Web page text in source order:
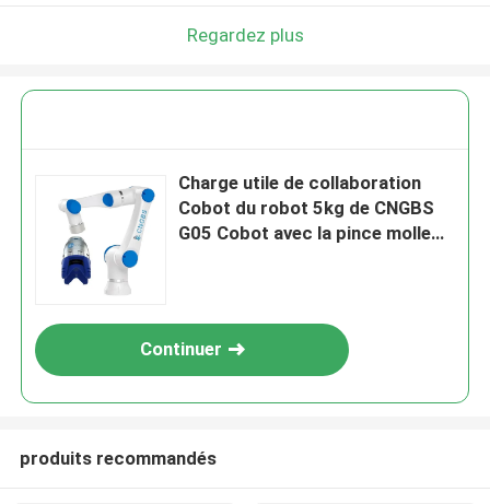
Regardez plus
Charge utile de collaboration
Cobot du robot 5kg de CNGBS
G05 Cobot avec la pince molle
Continuer
produits recommandés